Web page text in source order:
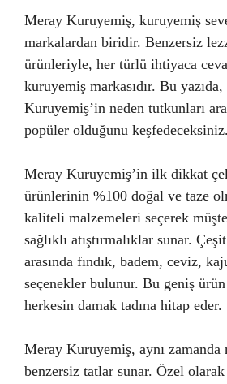
Meray Kuruyemiş, kuruyemiş
markalardan biridir. Benzersiz
ürünleriyle, her türlü ihtiyaca
kuruyemiş markasıdır. Bu
Kuruyemiş’in neden tutkunları
popüler olduğunu keşfedeceksiniz.
Meray Kuruyemiş’in ilk dikkat
ürünlerinin %100 doğal ve taze
kaliteli malzemeleri seçerek
sağlıklı atıştırmalıklar sunar.
arasında fındık, badem, ceviz,
seçenekler bulunur. Bu geniş
herkesin damak tadına hitap eder.
Meray Kuruyemiş, aynı zamanda
benzersiz tatlar sunar. Özel olarak